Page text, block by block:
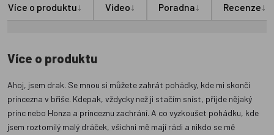
Více o produktu↓ Video↓ Poradna↓ Recenze↓
Více o produktu
Ahoj, jsem drak. Se mnou si můžete zahrát pohádky, kde mi skončí
princezna v břiše. Kdepak, vždycky než ji stačím sníst, přijde nějaký
princ nebo Honza a princeznu zachrání. A co vyzkoušet pohádku, kde
jsem roztomilý malý dráček, všichni mě mají rádi a nikdo se mě